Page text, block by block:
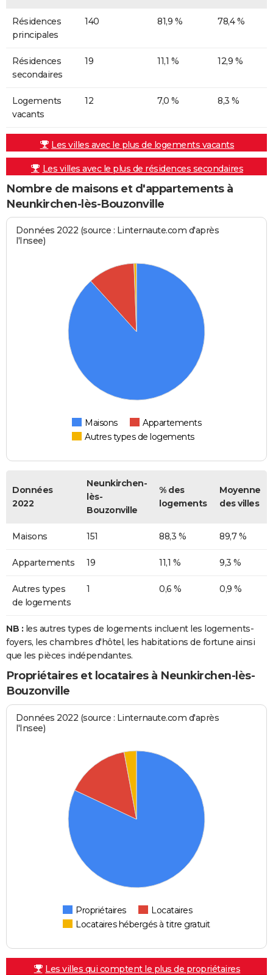
Résidences
principales
140 81,9 % 78,4 %
Résidences
secondaires
19 11,1 % 12,9 %
Logements
vacants
12 7,0 % 8,3 %
Les villes avec le plus de logements vacants
Les villes avec le plus de résidences secondaires
Nombre de maisons et d'appartements à
Neunkirchen-lès-Bouzonville
Données 2022 (source : Linternaute.com d'après
l'Insee)
Maisons
Appartements
Autres types de logements
Données
2022
Neunkirchen-
lès-
Bouzonville
% des
logements
Moyenne
des villes
Maisons 151 88,3 % 89,7 %
Appartements 19 11,1 % 9,3 %
Autres types
de logements
1 0,6 % 0,9 %
NB : les autres types de logements incluent les logements-
foyers, les chambres d'hôtel, les habitations de fortune ainsi
que les pièces indépendantes.
Propriétaires et locataires à Neunkirchen-lès-
Bouzonville
Données 2022 (source : Linternaute.com d'après
l'Insee)
Propriétaires
Locataires
Locataires hébergés à titre gratuit
Les villes qui comptent le plus de propriétaires